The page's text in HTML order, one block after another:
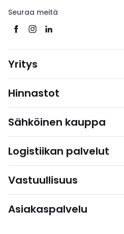
Seuraa meitä
Yritys
Hinnastot
Sähköinen kauppa
Logistiikan palvelut
Vastuullisuus
Asiakaspalvelu